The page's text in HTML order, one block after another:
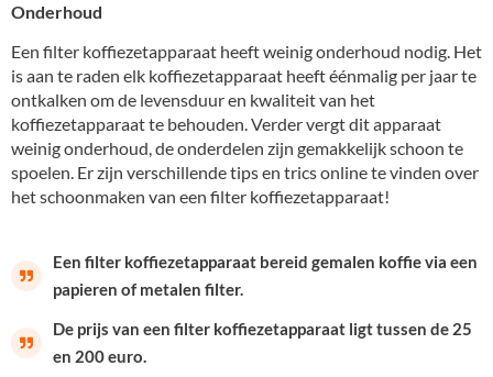
Onderhoud
Een filter koffiezetapparaat heeft weinig onderhoud nodig. Het
is aan te raden elk koffiezetapparaat heeft éénmalig per jaar te
ontkalken om de levensduur en kwaliteit van het
koffiezetapparaat te behouden. Verder vergt dit apparaat
weinig onderhoud, de onderdelen zijn gemakkelijk schoon te
spoelen. Er zijn verschillende tips en trics online te vinden over
het schoonmaken van een filter koffiezetapparaat!
Een filter koffiezetapparaat bereid gemalen koffie via een
papieren of metalen filter.
De prijs van een filter koffiezetapparaat ligt tussen de 25
en 200 euro.